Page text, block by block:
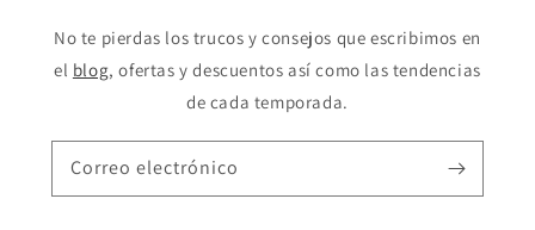
No te pierdas los trucos y consejos que escribimos en
el blog, ofertas y descuentos así como las tendencias
de cada temporada.
Correo electrónico